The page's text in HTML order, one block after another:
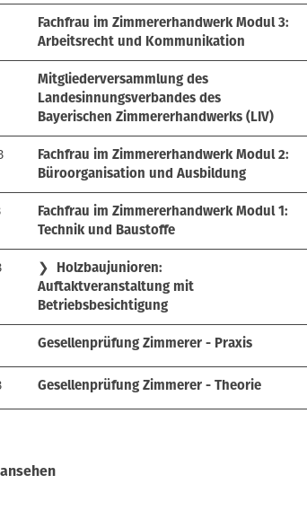
Fachfrau im Zimmererhandwerk Modul 3:
Arbeitsrecht und Kommunikation
Mitgliederversammlung des
Landesinnungsverbandes des
Bayerischen Zimmererhandwerks (LIV)
Fachfrau im Zimmererhandwerk Modul 2:
Büroorganisation und Ausbildung
Fachfrau im Zimmererhandwerk Modul 1:
Technik und Baustoffe
❯
Holzbaujunioren:
Auftaktveranstaltung mit
Betriebsbesichtigung
Gesellenprüfung Zimmerer - Praxis
Gesellenprüfung Zimmerer - Theorie